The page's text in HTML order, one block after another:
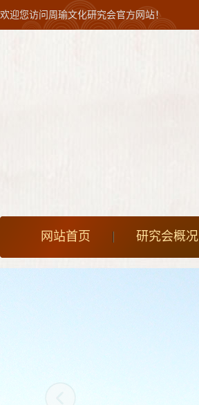
欢迎您访问周瑜文化研究会官方网站！
网站首页 研究会概况